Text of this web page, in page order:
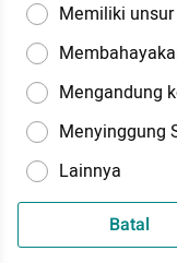
Memiliki
Mengandung
Menyinggung
Lainnya
Batal